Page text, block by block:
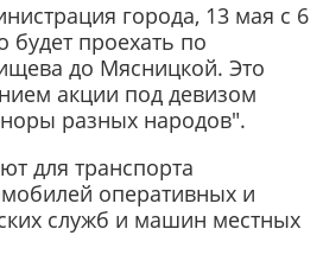
города, 13 мая с 6
будет проехать по
до Мясницкой. Это
акции под девизом
разных народов".
для транспорта
оперативных и
служб и машин местных